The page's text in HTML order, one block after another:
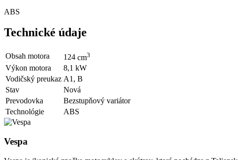
ABS
Technické údaje
Obsah motora 124 cm3
Výkon motora 8,1 kW
Vodičský preukaz A1, B
Stav
Nová
Prevodovka
Bezstupňový variátor
Technológie
ABS
Vespa